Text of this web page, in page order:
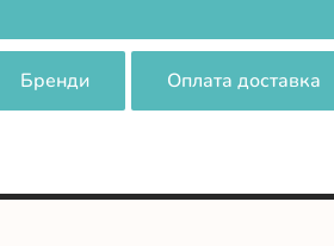
Бренди Оплата доставка